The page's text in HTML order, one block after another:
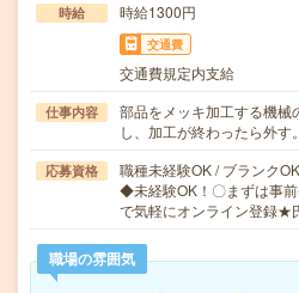
時給 時給1300円
交通費
交通費規定内支給
仕事内容
部品をメッキ加工する機械
し、加工が終わったら外
応募資格
職種未経験OK / ブランク
◆未経験OK！〇まずは事
で気軽にオンライン登録★
職場の雰囲気